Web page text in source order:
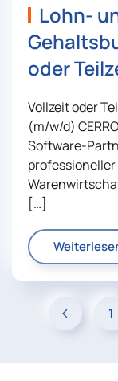
Lohn-
oder
Vollzeit oder
(m/w/d)
Software-
[…]
1